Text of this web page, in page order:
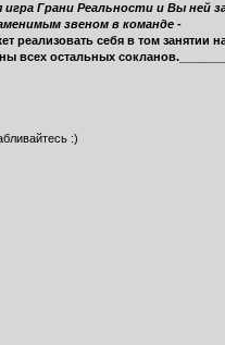
Грани Реальности и Вы ней
звеном в команде -
реализовать себя в том занятии
всех остальных
:)